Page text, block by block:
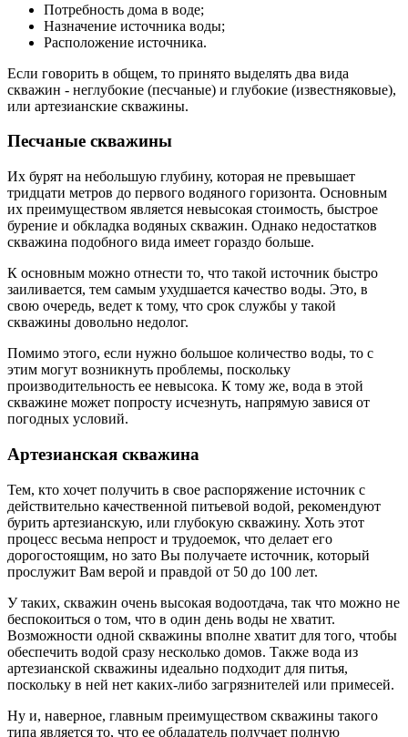
Потребность дома в воде;
Назначение источника воды;
Расположение источника.
Если говорить в общем, то принято выделять два вида
скважин - неглубокие (песчаные) и глубокие (известняковые),
или артезианские скважины.
Песчаные скважины
Их бурят на небольшую глубину, которая не превышает
тридцати метров до первого водяного горизонта. Основным
их преимуществом является невысокая стоимость, быстрое
бурение и обкладка водяных скважин. Однако недостатков
скважина подобного вида имеет гораздо больше.
К основным можно отнести то, что такой источник быстро
заиливается, тем самым ухудшается качество воды. Это, в
свою очередь, ведет к тому, что срок службы у такой
скважины довольно недолог.
Помимо этого, если нужно большое количество воды, то с
этим могут возникнуть проблемы, поскольку
производительность ее невысока. К тому же, вода в этой
скважине может попросту исчезнуть, напрямую завися от
погодных условий.
Артезианская скважина
Тем, кто хочет получить в свое распоряжение источник с
действительно качественной питьевой водой, рекомендуют
бурить артезианскую, или глубокую скважину. Хоть этот
процесс весьма непрост и трудоемок, что делает его
дорогостоящим, но зато Вы получаете источник, который
прослужит Вам верой и правдой от 50 до 100 лет.
У таких, скважин очень высокая водоотдача, так что можно не
беспокоиться о том, что в один день воды не хватит.
Возможности одной скважины вполне хватит для того, чтобы
обеспечить водой сразу несколько домов. Также вода из
артезианской скважины идеально подходит для питья,
поскольку в ней нет каких-либо загрязнителей или примесей.
Ну и, наверное, главным преимуществом скважины такого
типа является то, что ее обладатель получает полную